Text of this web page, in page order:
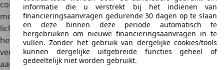
comfortfuncties toe. Het LS+ pakket was standaard bij alle
motorvarianten behalve de 1.6 instapmotor. Een
lichtsensor en verduisterde achter- en zijruiten vormden
het belangrijkste verschil met de LS-versie. Voor de LT-
versie zijn enkele chroomkleurige versieringen
aangebracht. Het pakket omvatte ook een
informatie die u verstrekt bij het indienen van
financieringsaanvragen gedurende 30 dagen op te slaan
en deze binnen deze periode automatisch te
hergebruiken om nieuwe financieringsaanvragen in te
vullen. Zonder het gebruik van dergelijke cookies/tools
kunnen dergelijke uitgebreide functies geheel of
gedeeltelijk niet worden gebruikt.